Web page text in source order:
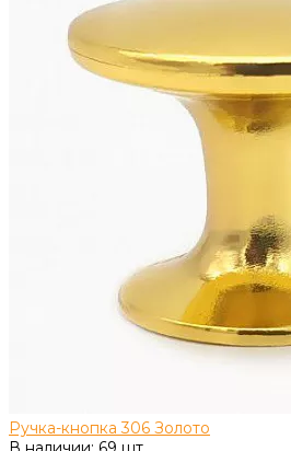
Ручка-кнопка 306 Золото